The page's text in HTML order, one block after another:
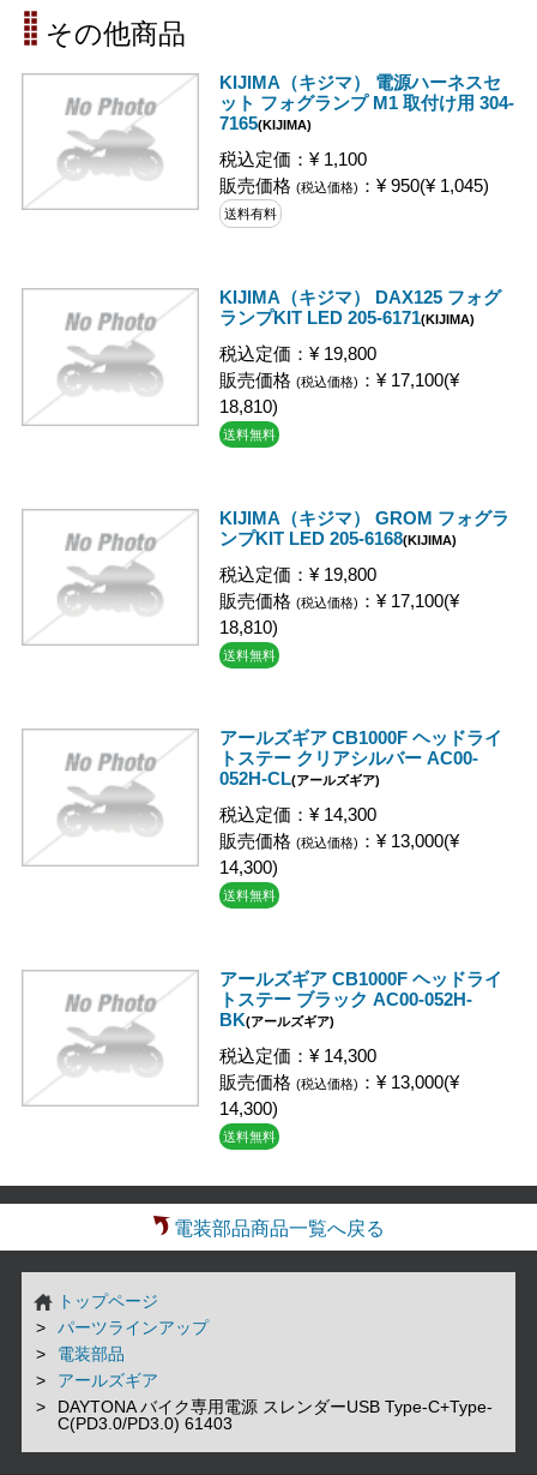
その他商品
KIJIMA（キジマ） 電源ハーネスセ
ット フォグランプ M1 取付け用 304-
7165(KIJIMA)
税込定価：¥ 1,100
販売価格 (税込価格) ：¥ 950(¥ 1,045)
送料有料
KIJIMA（キジマ） DAX125 フォグ
ランプKIT LED 205-6171(KIJIMA)
税込定価：¥ 19,800
販売価格 (税込価格) ：¥ 17,100(¥
18,810)
送料無料
KIJIMA（キジマ） GROM フォグラ
ンプKIT LED 205-6168(KIJIMA)
税込定価：¥ 19,800
販売価格 (税込価格) ：¥ 17,100(¥
18,810)
送料無料
アールズギア CB1000F ヘッドライ
トステー クリアシルバー AC00-
052H-CL(アールズギア)
税込定価：¥ 14,300
販売価格 (税込価格) ：¥ 13,000(¥
14,300)
送料無料
アールズギア CB1000F ヘッドライ
トステー ブラック AC00-052H-
BK(アールズギア)
税込定価：¥ 14,300
販売価格 (税込価格) ：¥ 13,000(¥
14,300)
送料無料
電装部品商品一覧へ戻る
トップページ
パーツラインアップ
電装部品
アールズギア
DAYTONA バイク専用電源 スレンダーUSB Type-C+Type-
C(PD3.0/PD3.0) 61403